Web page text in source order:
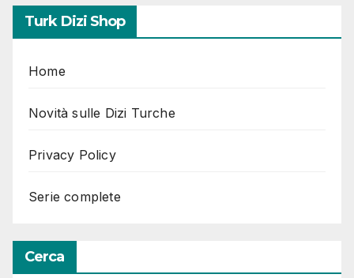
Turk Dizi Shop
Home
Novità sulle Dizi Turche
Privacy Policy
Serie complete
Cerca